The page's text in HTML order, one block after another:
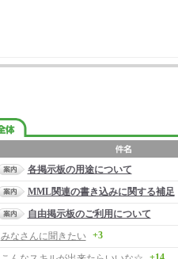
各掲示板の用途について
MML関連の書き込みに関する補足
自由掲示板のご利用について
みなさんに聞きたい
+3